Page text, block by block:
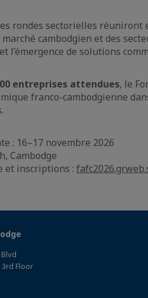
rondes sectorielles
cambodgien et des
l’émergence de solutions
entreprises attendues, le
franco-cambodgienne
: 16–17 novembre 2026
Cambodge
et inscriptions :
Floor